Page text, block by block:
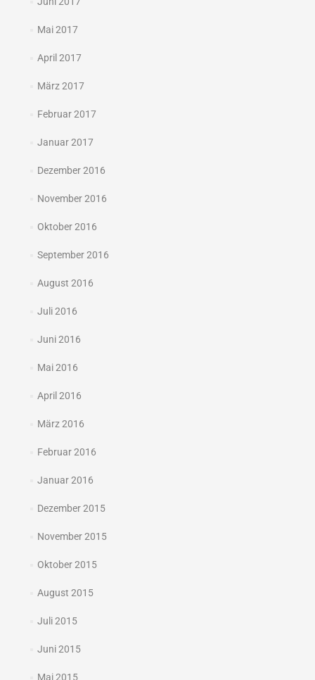
Mai 2017
April 2017
März 2017
Februar 2017
Januar 2017
Dezember 2016
November 2016
Oktober 2016
September 2016
August 2016
Juli 2016
Juni 2016
Mai 2016
April 2016
März 2016
Februar 2016
Januar 2016
Dezember 2015
November 2015
Oktober 2015
August 2015
Juli 2015
Juni 2015
Mai 2015